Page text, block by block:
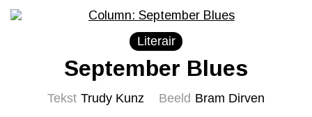
Literair
September Blues
Tekst Trudy Kunz Beeld Bram Dirven